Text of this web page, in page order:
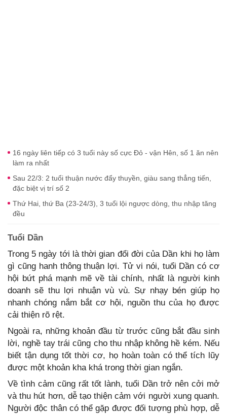
16 ngày liên tiếp có 3 tuổi này số cực Đỏ - vận Hên, số 1 ăn nên
làm ra nhất
Sau 22/3: 2 tuổi thuận nước đẩy thuyền, giàu sang thẳng tiến,
đặc biệt vị trí số 2
Thứ Hai, thứ Ba (23-24/3), 3 tuổi lội ngược dòng, thu nhập tăng
đều
Tuổi Dần
Trong 5 ngày tới là thời gian đổi đời của Dần khi họ làm
gì cũng hanh thông thuận lợi. Tử vi nói, tuổi Dần có cơ
hội bứt phá mạnh mẽ về tài chính, nhất là người kinh
doanh sẽ thu lợi nhuận vù vù. Sự nhạy bén giúp họ
nhanh chóng nắm bắt cơ hội, nguồn thu của họ được
cải thiện rõ rệt.
Ngoài ra, những khoản đầu từ trước cũng bắt đầu sinh
lời, nghề tay trái cũng cho thu nhập không hề kém. Nếu
biết tận dụng tốt thời cơ, họ hoàn toàn có thể tích lũy
được một khoản kha khá trong thời gian ngắn.
Về tình cảm cũng rất tốt lành, tuổi Dần trở nên cởi mở
và thu hút hơn, dễ tạo thiện cảm với người xung quanh.
Người độc thân có thể gặp được đối tượng phù hợp, dễ